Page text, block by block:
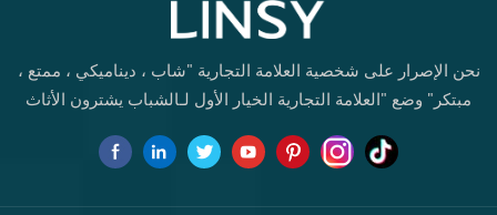
نحن الإصرار على شخصية العلامة التجارية "شاب ، ديناميكي ، ممتع ،
مبتكر" وضع "العلامة التجارية الخيار الأول لـالشباب يشترون الأثاث